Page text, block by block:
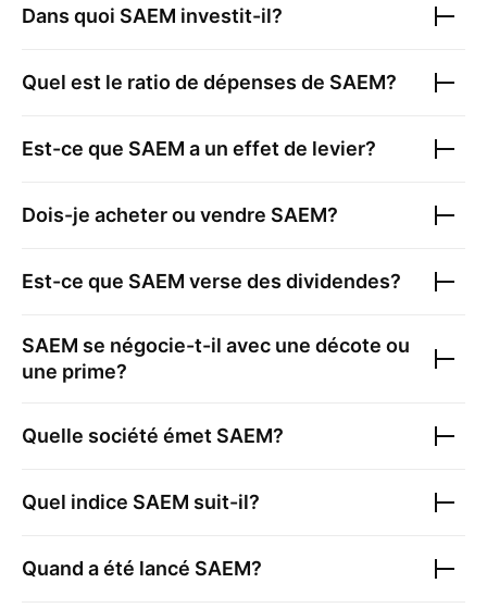
Dans quoi SAEM investit-il?
Quel est le ratio de dépenses de SAEM?
Est-ce que SAEM a un effet de levier?
Dois-je acheter ou vendre SAEM?
Est-ce que SAEM verse des dividendes?
SAEM se négocie-t-il avec une décote ou
une prime?
Quelle société émet SAEM?
Quel indice SAEM suit-il?
Quand a été lancé SAEM?